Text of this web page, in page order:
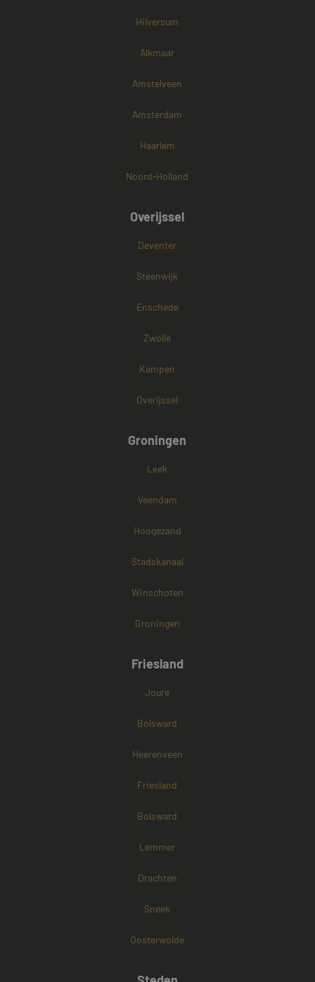
Hilversum
Alkmaar
Amstelveen
Amsterdam
Haarlem
Noord-Holland
Overijssel
Deventer
Steenwijk
Enschede
Zwolle
Kampen
Overijssel
Groningen
Leek
Veendam
Hoogezand
Stadskanaal
Winschoten
Groningen
Friesland
Joure
Bolsward
Heerenveen
Friesland
Bolsward
Lemmer
Drachten
Sneek
Oosterwolde